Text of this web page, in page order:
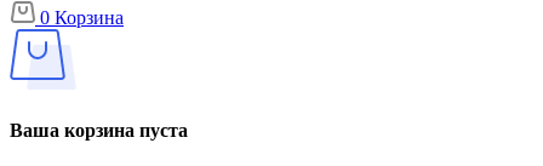
0 Корзина
Ваша корзина пуста